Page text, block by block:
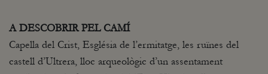
A DESCOBRIR PEL CAMÍ
Capella del Crist, Església de l’ermitatge, les ruïnes del
castell d’Ultrera, lloc arqueològic d’un assentament